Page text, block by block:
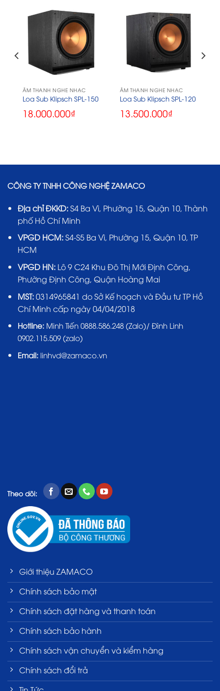
ÂM THANH NGHE NHẠC
Loa Sub Klipsch SPL-150
18.000.000₫
ÂM THANH NGHE NHẠC
Loa Sub Klipsch SPL-120
13.500.000₫
CÔNG TY TNHH CÔNG NGHỆ ZAMACO
Địa chỉ ĐKKD:S4 Ba Vì, Phường 15, Quận 10, Thành
phố Hồ Chí Minh
VPGD HCM:S4-S5 Ba Vì, Phường 15, Quận 10, TP
HCM
VPGD HN:Lô 9 C24 Khu Đô Thị Mới Định Công,
Phường Định Công, Quận Hoàng Mai
MST:0314965841 do Sở Kế hoạch và Đầu tư TP Hồ
Chí Minh cấp ngày 04/04/2018
Hotline: Minh Tiến 0888.586.248 (Zalo)/ Đình Linh
0902.115.509 (zalo)
Email:linhvd@zamaco.vn
Theo dõi:
Giới thiệu ZAMACO
Chính sách bảo mật
Chính sách đặt hàng và thanh toán
Chính sách bảo hành
Chính sách vận chuyển và kiểm hàng
Chính sách đổi trả